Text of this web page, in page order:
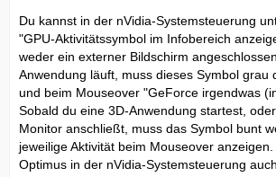
Du kannst in der nVidia-Systemsteuerung
"GPU-Aktivitätssymbol im Infobereich
weder ein externer Bildschirm
Anwendung läuft, muss dieses Symbol grau
und beim Mouseover "GeForce irgendwas
Sobald du eine 3D-Anwendung startest,
Monitor anschließt, muss das Symbol bunt
jeweilige Aktivität beim Mouseover
Optimus in der nVidia-Systemsteuerung